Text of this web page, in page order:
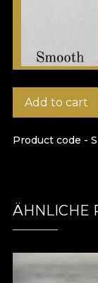
Product code -
Add to cart
ÄHNLICHE